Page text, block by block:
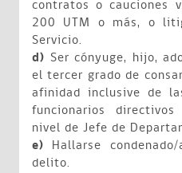
contratos o cauciones
200 UTM o más, o
Servicio.
d) Ser cónyuge, hijo,
el tercer grado de
afinidad inclusive de
funcionarios
nivel de Jefe de
e) Hallarse
delito.